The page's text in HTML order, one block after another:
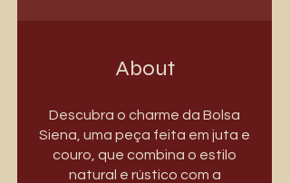
About
Descubra o charme da Bolsa
Siena, uma peça feita em juta e
couro, que combina o estilo
natural e rústico com a